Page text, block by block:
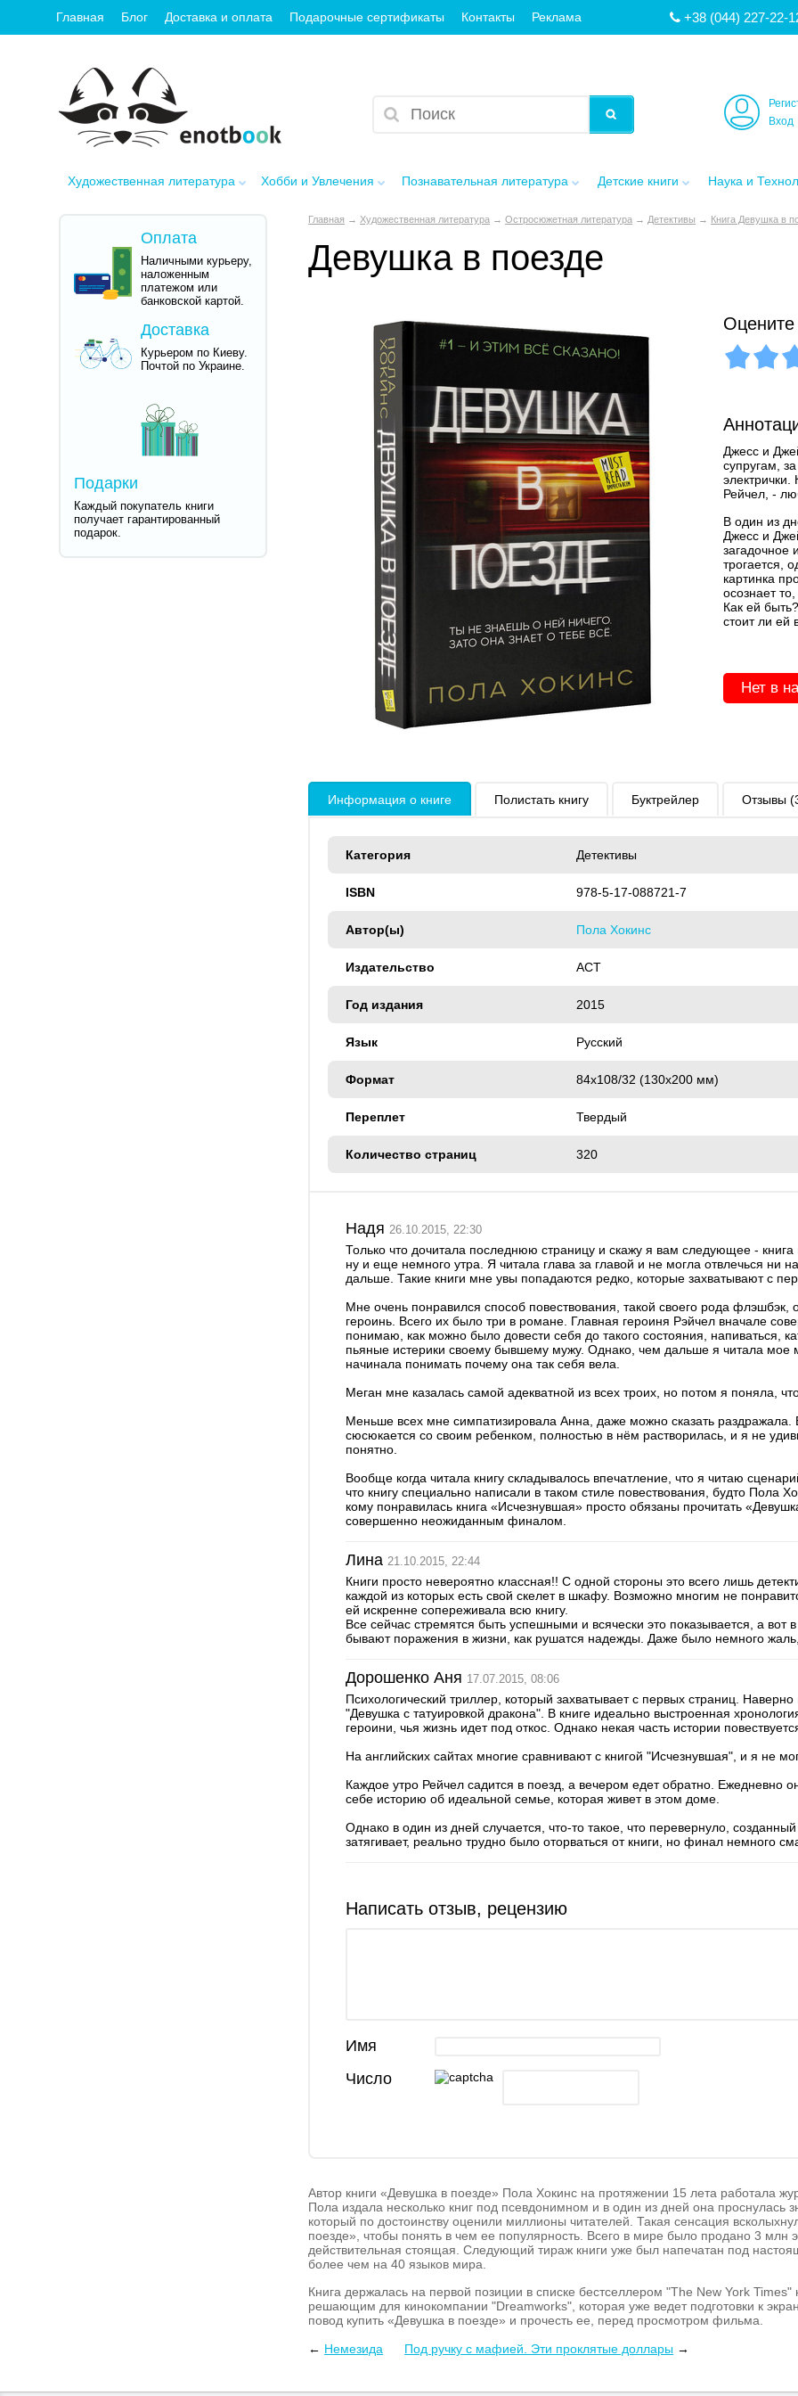
Главная Блог Доставка и оплата Подарочные сертификаты Контакты Реклама +38 (044) 227-22-
Вход
Художественная литература Хобби и Увлечения Познавательная литература Детские книги Наука и
Оплата
Наличными курьеру,
наложенным
платежом или
банковской картой.
Доставка
Курьером по Киеву.
Почтой по Украине.
Подарки
Каждый покупатель книги
получает гарантированный
подарок.
Главная → Художественная литература →Остросюжетная литература → Детективы → Книга Девушка в
Девушка в поезде
Оцените
Джесс и
супругам,
электрички.
Рейчел, -
В один из
Джесс и
загадочное
трогается,
картинка
осознает
Как ей
стоит ли ей
Нет в
Информация о книге Полистать книгу Буктрейлер Отзывы
Категория Детективы
ISBN 978-5-17-088721-7
Автор(ы) Пола Хокинс
Издательство АСТ
Год издания 2015
Язык Русский
Формат 84x108/32 (130x200 мм)
Переплет Твердый
Количество страниц 320
Надя 26.10.2015, 22:30
Только что дочитала последнюю страницу и скажу я вам следующее -
ну и еще немного утра. Я читала глава за главой и не могла отвлечься ни
дальше. Такие книги мне увы попадаются редко, которые захватывают с
Мне очень понравился способ повествования, такой своего рода
героинь. Всего их было три в романе. Главная героиня Рэйчел вначале
понимаю, как можно было довести себя до такого состояния, напиваться,
пьяные истерики своему бывшему мужу. Однако, чем дальше я читала мое
начинала понимать почему она так себя вела.
Меган мне казалась самой адекватной из всех троих, но потом я поняла,
Меньше всех мне симпатизировала Анна, даже можно сказать
сюсюкается со своим ребенком, полностью в нём растворилась, и я не
понятно.
Вообще когда читала книгу складывалось впечатление, что я читаю
что книгу специально написали в таком стиле повествования, будто Пола
кому понравилась книга «Исчезнувшая» просто обязаны прочитать
совершенно неожиданным финалом.
Лина 21.10.2015, 22:44
Книги просто невероятно классная!! С одной стороны это всего лишь
каждой из которых есть свой скелет в шкафу. Возможно многим не
ей искренне сопереживала всю книгу.
Все сейчас стремятся быть успешными и всячески это показывается, а вот
бывают поражения в жизни, как рушатся надежды. Даже было немного жаль,
Дорошенко Аня 17.07.2015, 08:06
Психологический триллер, который захватывает с первых страниц.
"Девушка с татуировкой дракона". В книге идеально выстроенная
героини, чья жизнь идет под откос. Однако некая часть истории
На английских сайтах многие сравнивают с книгой "Исчезнувшая", и я не
Каждое утро Рейчел садится в поезд, а вечером едет обратно. Ежедневно
себе историю об идеальной семье, которая живет в этом доме.
Однако в один из дней случается, что-то такое, что перевернуло,
затягивает, реально трудно было оторваться от книги, но финал немного
Написать отзыв, рецензию
Имя
Число
Автор книги «Девушка в поезде» Пола Хокинс на протяжении 15 лета работала
Пола издала несколько книг под псевдонимном и в один из дней она
который по достоинству оценили миллионы читателей. Такая сенсация
поезде», чтобы понять в чем ее популярность. Всего в мире было продано 3 млн
действительная стоящая. Следующий тираж книги уже был напечатан под
более чем на 40 языков мира.
Книга держалась на первой позиции в списке бестселлером "The New York
решающим для кинокомпании "Dreamworks", которая уже ведет подготовки к
повод купить «Девушка в поезде» и прочесть ее, перед просмотром фильма.
Многие авторитетные писатели и журнальные издания оставили только
← Немезида Под ручку с мафией. Эти проклятые доллары →